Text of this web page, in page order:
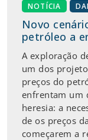
NOTÍCIA
Novo
petróleo a
A exploração
um dos
preços do
enfrentam um
heresia: a
de os preços
começarem a